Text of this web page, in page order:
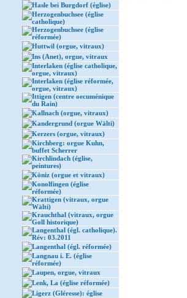
Hasle bei Burgdorf (église)
Herzogenbuchsee (église
catholique)
Herzogenbuchsee (église
réformée)
Huttwil (orgue, vitraux)
Ins (Anet), orgue, vitraux
Interlaken (église catholique,
orgue, vitraux)
Interlaken (église réformée,
orgue, vitraux)
Ittigen (centre oecuménique
du Rain)
Kallnach (orgue, vitraux)
Kandergrund (orgue Wälti)
Kerzers (orgue, vitraux)
Kirchberg: orgue Kuhn,
buffet Scherrer
Kirchlindach (église,
peintures)
Köniz (orgue et vitraux)
Konolfingen (église
réformée)
Krattigen (vitraux, orgue
Wälti)
Krauchthal (vitraux, orgue
Goll historique)
Langenthal (égl. catholique).
Rév: 03.2011
Langenthal (égl. réformée)
Langnau i. E. (église
réformée)
Laupen, orgue, vitraux
Lenk, La (église réformée)
Ligerz (Gléresse): église